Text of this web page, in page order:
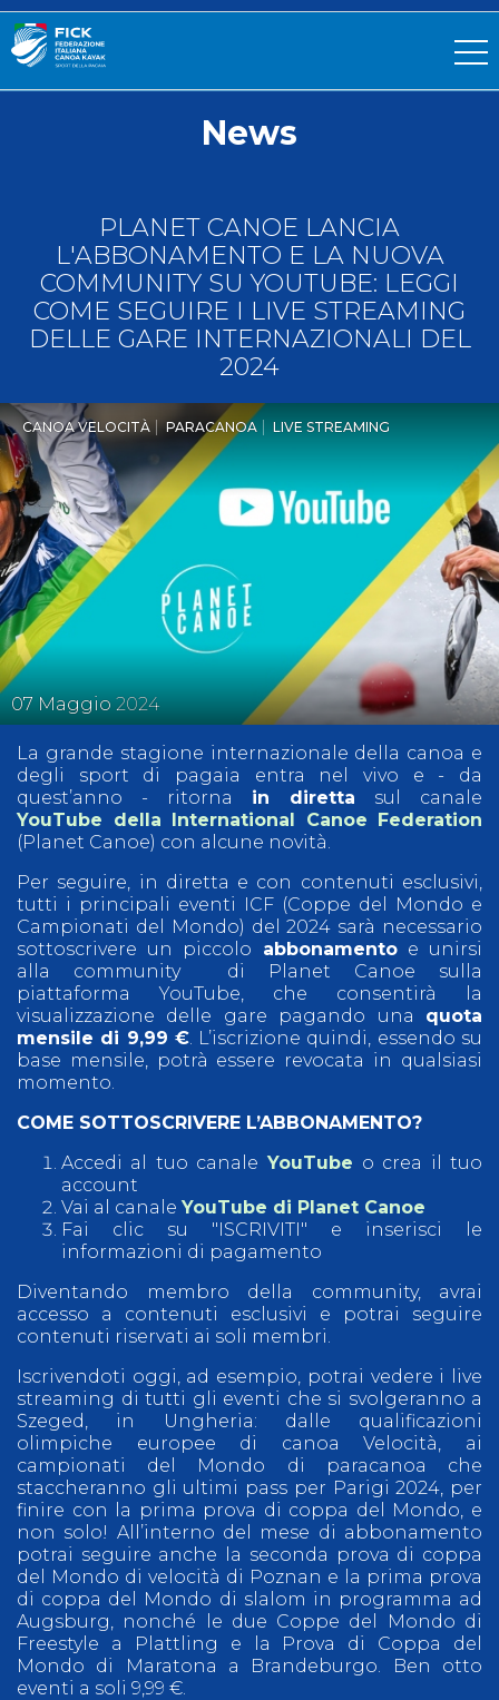
News
PLANET CANOE LANCIA
L'ABBONAMENTO E LA NUOVA
COMMUNITY SU YOUTUBE: LEGGI
COME SEGUIRE I LIVE STREAMING
DELLE GARE INTERNAZIONALI DEL
2024
07 Maggio 2024
CANOA VELOCITÀ PARACANOA LIVE STREAMING
La grande stagione internazionale della canoa e
degli sport di pagaia entra nel vivo e - da
quest’anno - ritorna in diretta sul canale
YouTube della International Canoe Federation
(Planet Canoe) con alcune novità.
Per seguire, in diretta e con contenuti esclusivi,
tutti i principali eventi ICF (Coppe del Mondo e
Campionati del Mondo) del 2024 sarà necessario
sottoscrivere un piccolo abbonamentoe unirsi
alla community di Planet Canoe sulla
piattaforma YouTube, che consentirà la
visualizzazione delle gare pagando una quota
mensile di 9,99 €. L’iscrizione quindi, essendo su
base mensile, potrà essere revocata in qualsiasi
momento.
COME SOTTOSCRIVERE L’ABBONAMENTO?
Accedi al tuo canale YouTube o crea il tuo
account
Vai al canale YouTube di Planet Canoe
Fai clic su "ISCRIVITI" e inserisci le
informazioni di pagamento
Diventando membro della community, avrai
accesso a contenuti esclusivi e potrai seguire
contenuti riservati ai soli membri.
Iscrivendoti oggi, ad esempio, potrai vedere i live
streaming di tutti gli eventi che si svolgeranno a
Szeged, in Ungheria: dalle qualificazioni
olimpiche europee di canoa Velocità, ai
campionati del Mondo di paracanoa che
staccheranno gli ultimi pass per Parigi 2024, per
finire con la prima prova di coppa del Mondo, e
non solo! All’interno del mese di abbonamento
potrai seguire anche la seconda prova di coppa
del Mondo di velocità di Poznan e la prima prova
di coppa del Mondo di slalom in programma ad
Augsburg, nonché le due Coppe del Mondo di
Freestyle a Plattling e la Prova di Coppa del
Mondo di Maratona a Brandeburgo. Ben otto
eventi a soli 9,99 €.